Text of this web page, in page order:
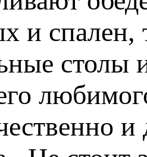
и
столы